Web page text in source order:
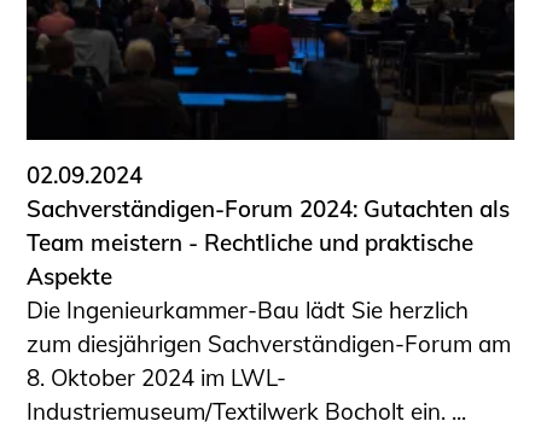
02.09.2024
Sachverständigen-Forum 2024: Gutachten als
Team meistern - Rechtliche und praktische
Aspekte
Die Ingenieurkammer-Bau lädt Sie herzlich
zum diesjährigen Sachverständigen-Forum am
8. Oktober 2024 im LWL-
Industriemuseum/Textilwerk Bocholt ein. ...